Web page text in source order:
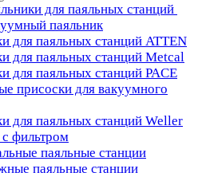
для паяльных станций
паяльник
для паяльных станций ATTEN
для паяльных станций Metcal
для паяльных станций PACE
присоски для вакуумного
для паяльных станций Weller
фильтром
паяльные станции
паяльные станции